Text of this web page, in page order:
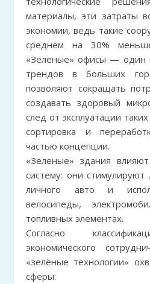
материалы, эти затраты
экономии, ведь такие
среднем на 30%
«Зеленые» офисы — один
трендов в больших
позволяют сокращать
создавать здоровый
след от эксплуатации
сортировка и
частью концепции.
«Зеленые» здания
систему: они стимулируют
личного авто и
велосипеды,
топливных элементах.
Согласно
экономического
«зелёные технологии»
сферы: